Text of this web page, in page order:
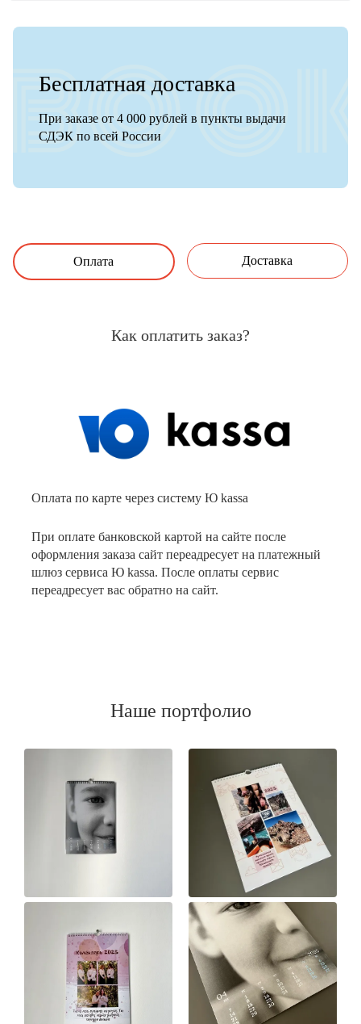
Бесплатная доставка
При заказе от 4 000 рублей в пункты выдачи
СДЭК по всей России
Оплата Доставка
Как оплатить заказ?
Оплата по карте через систему Ю kassa
При оплате банковской картой на сайте после
оформления заказа сайт переадресует на платежный
шлюз сервиса Ю kassa. После оплаты сервис
переадресует вас обратно на сайт.
Наше портфолио